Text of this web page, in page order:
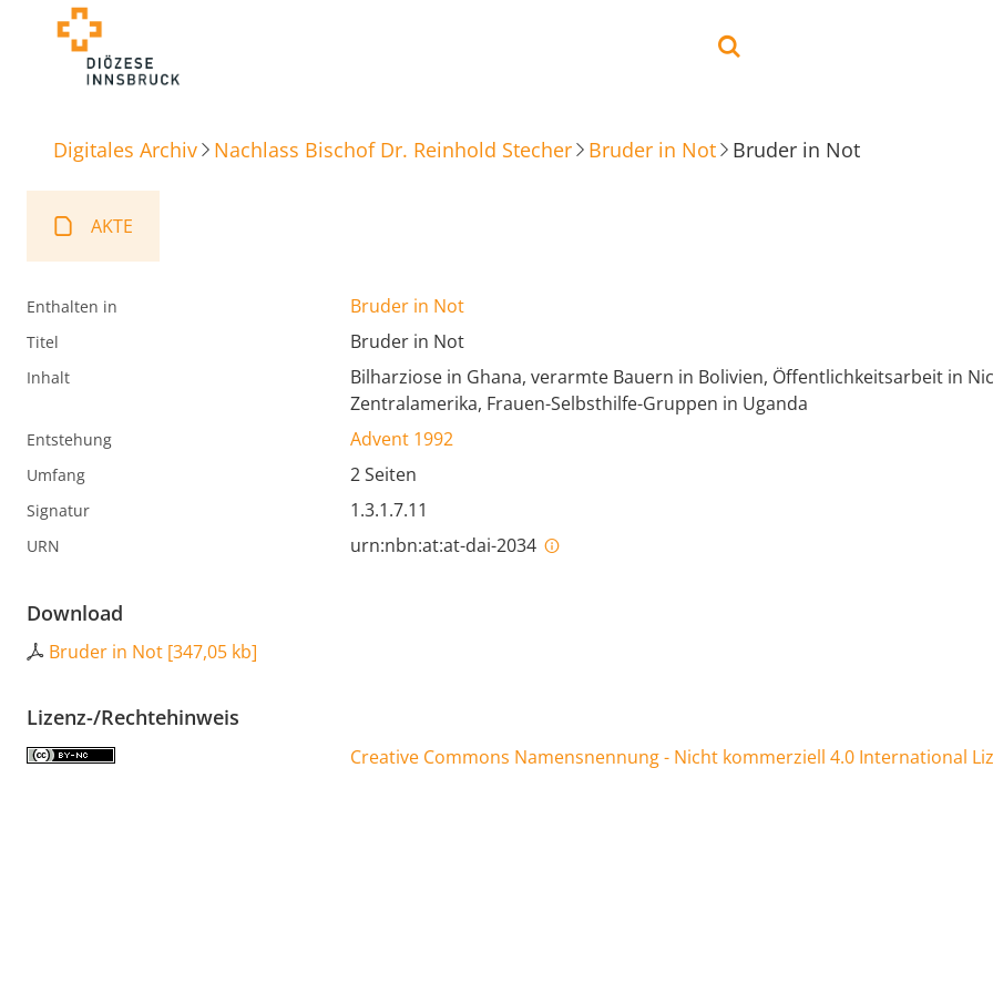
Digitales Archiv Nachlass Bischof Dr. Reinhold Stecher Bruder in Not Bruder in Not
AKTE
Enthalten in Bruder in Not
Titel Bruder in Not
Inhalt
Bilharziose in Ghana, verarmte Bauern in Bolivien, Öffentlichkeitsarbeit in
Zentralamerika, Frauen-Selbsthilfe-Gruppen in Uganda
Entstehung Advent 1992
Umfang 2 Seiten
Signatur 1.3.1.7.11
URN urn:nbn:at:at-dai-2034
Download
Bruder in Not [347,05 kb]
Lizenz-/Rechtehinweis
Creative Commons Namensnennung - Nicht kommerziell 4.0 International